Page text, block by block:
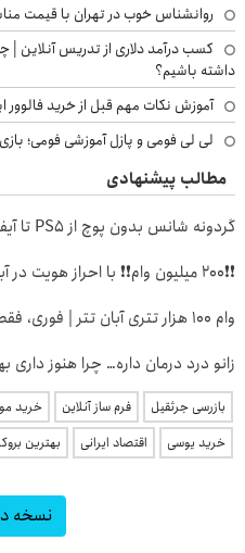
روانشناس خوب در تهران با قیمت
کسب درآمد دلاری از تدریس آنلاین |
داشته باشیم؟
آموزش نکات مهم قبل از خرید فالوور
لی لی فومی و پازل آموزشی فومی؛
مطالب پیشنهادی
گردونه شانس بدون پوچ از PS5 تا آیفون17 و بیت کوین 🔥
❗❗200 میلیون وام❗❗ با احراز هویت در آبان تتر
وام 100 هزار تتری آبان تتر | فوری، فقط با احراز هویت🔥
زانو درد درمان داره… چرا هنوز
بازرسی جرثقیل فرم ساز آنلاین خرید
خرید یوسی
اقتصاد ایرانی بهترین
نسخه